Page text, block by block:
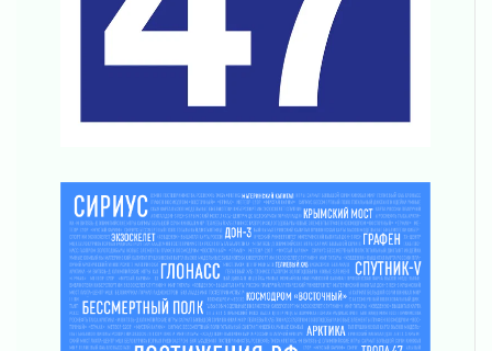
За сутки в Ленинградской области
ликвидировали 10 пожаров
03 августа 2026
Клюква наливается, но в корзинку пока не
просится
подняли зарплаты почти на 40% за год
03 августа 2026
Шесть новых жизней в честь дня рождения
Ленинградской области
03 августа 2026
Уроки безопасности для детей и взрослых
03 августа 2026